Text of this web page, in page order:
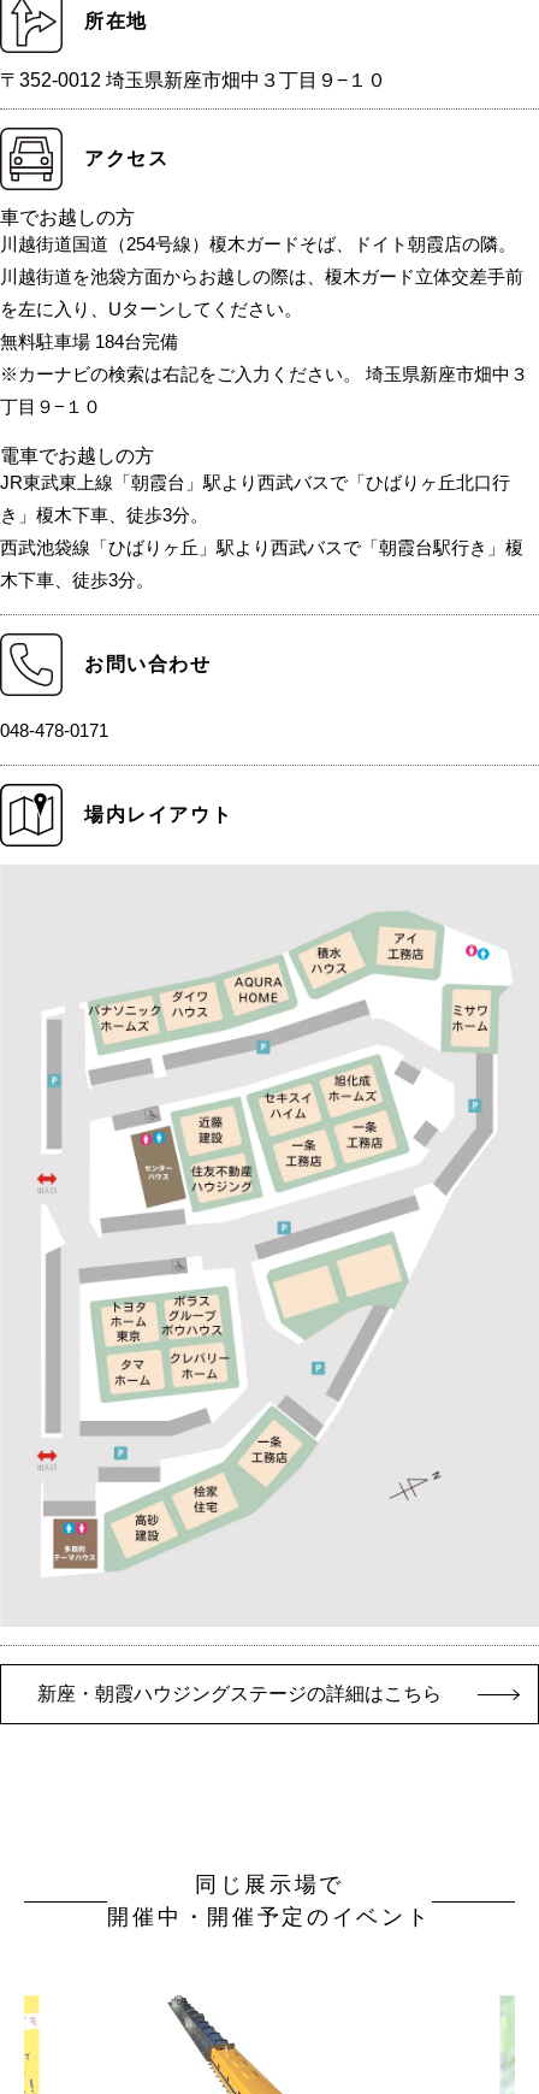
所在地
〒352-0012 埼玉県新座市畑中３丁目９−１０
アクセス
車でお越しの方
川越街道国道（254号線）榎木ガードそば、ドイト朝霞店の隣。
川越街道を池袋方面からお越しの際は、榎木ガード立体交差手前
を左に入り、Uターンしてください。
無料駐車場 184台完備
※カーナビの検索は右記をご入力ください。 埼玉県新座市畑中３
丁目９−１０
電車でお越しの方
JR東武東上線「朝霞台」駅より西武バスで「ひばりヶ丘北口行
き」榎木下車、徒歩3分。
西武池袋線「ひばりヶ丘」駅より西武バスで「朝霞台駅行き」榎
木下車、徒歩3分。
お問い合わせ
048-478-0171
場内レイアウト
新座・朝霞ハウジングステージの詳細はこちら
同じ展示場で
開催中・開催予定のイベント